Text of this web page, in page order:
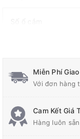
Miễn Phí
Với đơn hàng
Cam Kết Giá
Hàng luôn